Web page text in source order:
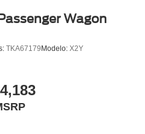
Wagon
TKA67179 Modelo: X2Y